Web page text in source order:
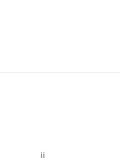
ii